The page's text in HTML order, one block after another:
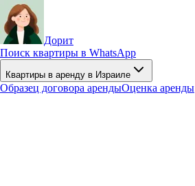
Дорит
Поиск квартиры в WhatsApp
Квартиры в аренду в Израиле
Образец договора арендыОценка аренды